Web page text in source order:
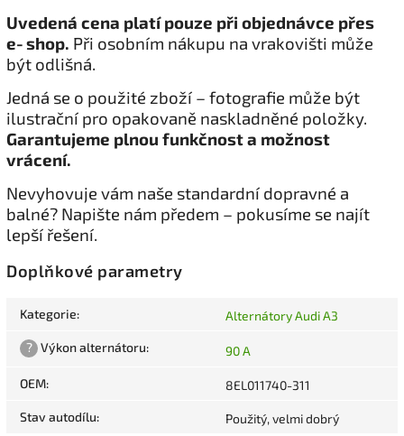
Uvedená cena platí pouze při objednávce přes
e‑shop. Při osobním nákupu na vrakovišti může
být odlišná.
Jedná se o použité zboží – fotografie může být
ilustrační pro opakovaně naskladněné položky.
Garantujeme plnou funkčnost a možnost
vrácení.
Nevyhovuje vám naše standardní dopravné a
balné? Napište nám předem – pokusíme se najít
lepší řešení.
Doplňkové parametry
Kategorie: Alternátory Audi A3
? Výkon alternátoru: 90 A
OEM: 8EL011740-311
Stav autodílu: Použitý, velmi dobrý